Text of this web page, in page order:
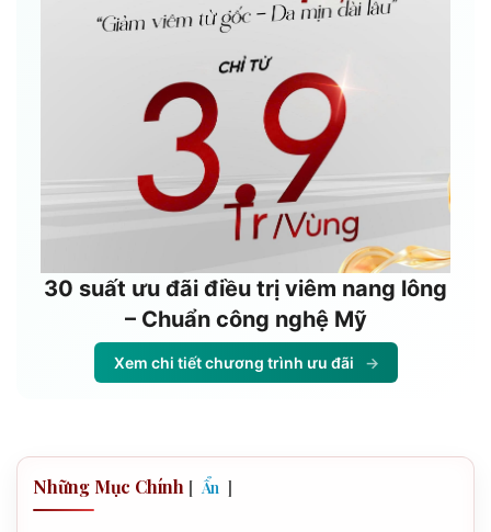
30 suất ưu đãi điều trị viêm nang lông
– Chuẩn công nghệ Mỹ
Xem chi tiết chương trình ưu đãi →
Những Mục Chính [ Ẩn ]